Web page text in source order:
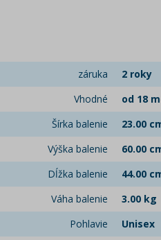
záruka
2 roky
Vhodné
od 18
Šírka balenie
23.00
Výška balenie
60.00
Dĺžka balenie
44.00
Váha balenie
3.00 kg
Pohlavie
Unisex